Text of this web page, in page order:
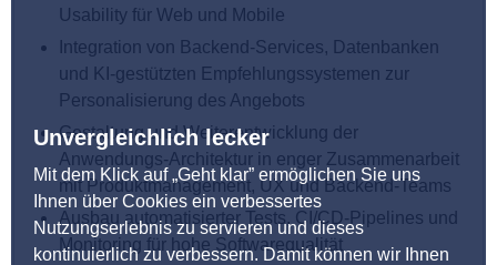
Unvergleichlich lecker
Mit dem Klick auf „Geht klar” ermöglichen Sie uns
Ihnen über Cookies ein verbessertes
Nutzungserlebnis zu servieren und dieses
kontinuierlich zu verbessern. Damit können wir Ihnen
Usability für Web und Mobile
Integration von Backend‑Services, Datenbanken
und KI‑gestützten Empfehlungssystemen zur
Personalisierung des Angebots
Gestaltung und Weiterentwicklung der
Anwendungs‑Architektur in enger Zusammenarbeit
mit Produktmanagement, UX und Backend‑Teams
Ausbau automatisierter Tests, CI/CD‑Pipelines und
Monitoring für hohe Softwarequalität